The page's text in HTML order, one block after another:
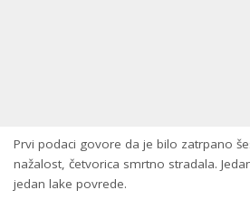
Prvi podaci govore da je bilo zatrpano
nažalost, četvorica smrtno stradala.
jedan lake povrede.